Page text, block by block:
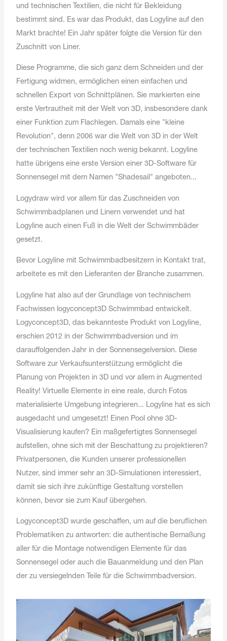
und technischen Textilien, die nicht für Bekleidung
bestimmt sind. Es war das Produkt, das Logyline auf den
Markt brachte! Ein Jahr später folgte die Version für den
Zuschnitt von Liner.
Diese Programme, die sich ganz dem Schneiden und der
Fertigung widmen, ermöglichen einen einfachen und
schnellen Export von Schnittplänen. Sie markierten eine
erste Vertrautheit mit der Welt von 3D, insbesondere dank
einer Funktion zum Flachlegen. Damals eine "kleine
Revolution", denn 2006 war die Welt von 3D in der Welt
der technischen Textilien noch wenig bekannt. Logyline
hatte übrigens eine erste Version einer 3D-Software für
Sonnensegel mit dem Namen "Shadesail" angeboten...
Logydraw wird vor allem für das Zuschneiden von
Schwimmbadplanen und Linern verwendet und hat
Logyline auch einen Fuß in die Welt der Schwimmbäder
gesetzt.
Bevor Logyline mit Schwimmbadbesitzern in Kontakt trat,
arbeitete es mit den Lieferanten der Branche zusammen.
Logyline hat also auf der Grundlage von technischem
Fachwissen logyconcept3D Schwimmbad entwickelt.
Logyconcept3D, das bekannteste Produkt von Logyline,
erschien 2012 in der Schwimmbadversion und im
darauffolgenden Jahr in der Sonnensegelversion. Diese
Software zur Verkaufsunterstützung ermöglicht die
Planung von Projekten in 3D und vor allem in Augmented
Reality! Virtuelle Elemente in eine reale, durch Fotos
materialisierte Umgebung integrieren... Logyline hat es sich
ausgedacht und umgesetzt! Einen Pool ohne 3D-
Visualisierung kaufen? Ein maßgefertigtes Sonnensegel
aufstellen, ohne sich mit der Beschattung zu projektieren?
Privatpersonen, die Kunden unserer professionellen
Nutzer, sind immer sehr an 3D-Simulationen interessiert,
damit sie sich ihre zukünftige Gestaltung vorstellen
können, bevor sie zum Kauf übergehen.
Logyconcept3D wurde geschaffen, um auf die beruflichen
Problematiken zu antworten: die authentische Bemaßung
aller für die Montage notwendigen Elemente für das
Sonnensegel oder auch die Bauanmeldung und den Plan
der zu versiegelnden Teile für die Schwimmbadversion.